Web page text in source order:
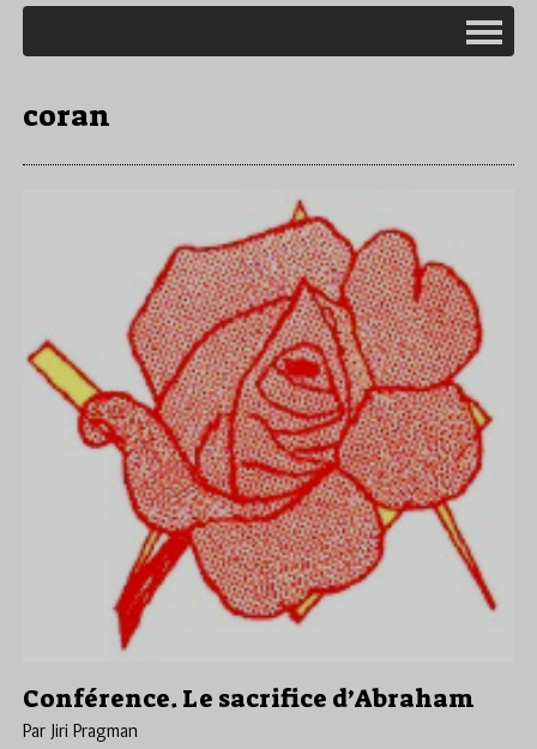
coran
Conférence. Le sacrifice d’Abraham
Par Jiri Pragman